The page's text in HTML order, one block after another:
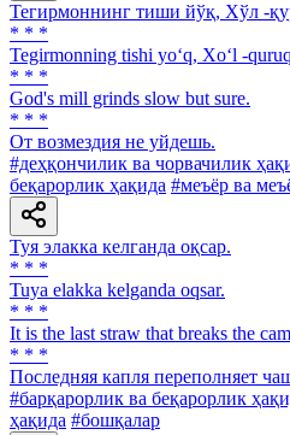
Тегирмоннинг тиши йўқ, Хўл -
* * *
Tegirmonning tishi yo‘q, Xo‘l -
* * *
God's mill grinds slow but sure.
* * *
От возмездия не уйдешь.
#деҳқончилик ва чорвачилик
беқарорлик ҳақида #меъёр ва
Туя элакка келганда оқсар.
* * *
Tuya elakka kelganda oqsar.
* * *
It is the last straw that breaks the
* * *
Последняя капля переполняет
#барқарорлик ва беқарорлик
ҳақида #бошқалар